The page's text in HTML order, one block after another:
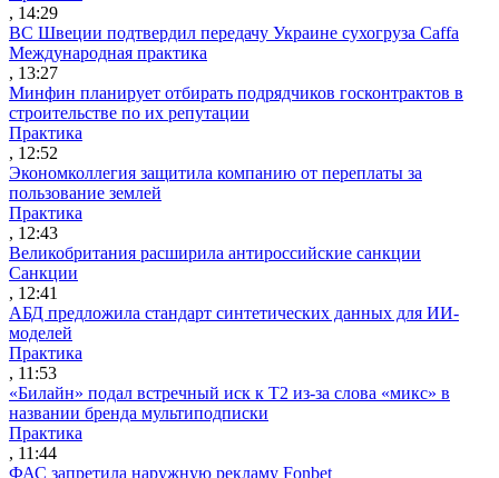
, 14:29
ВС Швеции подтвердил передачу Украине сухогруза Caffa
Международная практика
, 13:27
Минфин планирует отбирать подрядчиков госконтрактов в
строительстве по их репутации
Практика
, 12:52
Экономколлегия защитила компанию от переплаты за
пользование землей
Практика
, 12:43
Великобритания расширила антироссийские санкции
Санкции
, 12:41
АБД предложила стандарт синтетических данных для ИИ-
моделей
Практика
, 11:53
«Билайн» подал встречный иск к Т2 из-за слова «микс» в
названии бренда мультиподписки
Практика
, 11:44
ФАС запретила наружную рекламу Fonbet